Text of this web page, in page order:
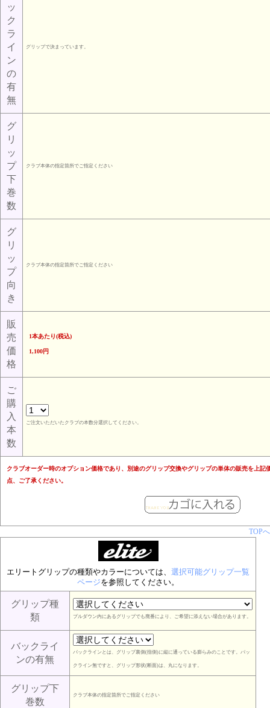
ッ
ク
ラ
イ
ン
の
有
無
グリップで決まっています。
グ
リ
ッ
プ
下
巻
数
クラブ本体の指定箇所でご指定ください
グ
リ
ッ
プ
向
き
クラブ本体の指定箇所でご指定ください
販
売
価
格
1本あたり(税込)
1,100円
ご
購
入
本
数
ご注文いただいたクラブの本数分選択してください。
クラブオーダー時のオプション価格であり、別途のグリップ交換やグリップの単体の販売を上記
点、ご了承ください。
TOPへ
エリートグリップの種類やカラーについては、 選択可能グリップ一覧
ページを参照してください。
グリップ種
類
プルダウン内にあるグリップでも廃番により、ご希望に添えない場合があります。
バックライ
ンの有無
バックラインとは、グリップ裏側(指側)に縦に通っている膨らみのことです。バッ
クライン無ですと、グリップ形状(断面)は、丸になります。
グリップ下
巻数
クラブ本体の指定箇所でご指定ください